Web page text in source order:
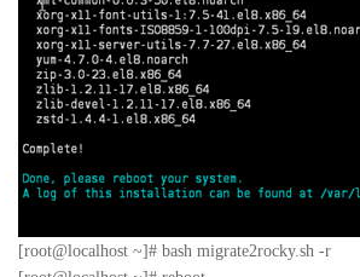
[root@localhost ~]# bash migrate2rocky.sh -r